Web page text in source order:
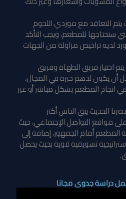
يتم التعاقد مع موردي اللحوم
ستحتاجها للمطعم، ويجب التأكد
لديه تراخيص مزاولة من الجهات
اختيار فريق الطهاة وفريق
أن يكون لدهم خبرة في المجال،
انجاح المطعم بشكل مباشر أو غير
الحديث يثق الناس أكثر
مواقع التواصل الإجتماعي، حيث
أمام الجمهور، إضافة إلى
تسويقية قوية بحيث يحصل
دراسة جدوى مجانا